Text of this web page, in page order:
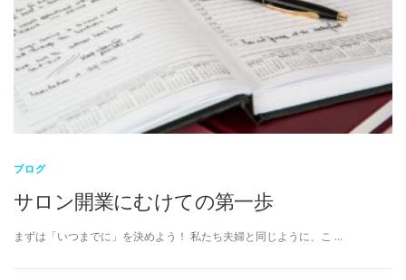
ブログ
サロン開業にむけての第一歩
まずは「いつまでに」を決めよう！ 私たち夫婦と同じように、こ …